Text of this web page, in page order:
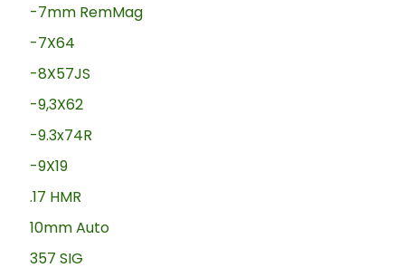
-7mm RemMag
-7X64
-8X57JS
-9,3X62
-9.3x74R
-9X19
.17 HMR
10mm Auto
357 SIG